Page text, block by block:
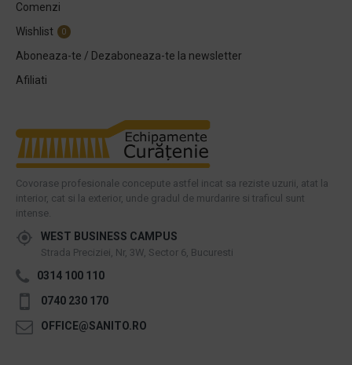
Comenzi
Wishlist
0
Aboneaza-te / Dezaboneaza-te la newsletter
Afiliati
Covorase profesionale concepute astfel incat sa reziste uzurii, atat la
interior, cat si la exterior, unde gradul de murdarire si traficul sunt
intense.
WEST BUSINESS CAMPUS
Strada Preciziei, Nr, 3W, Sector 6, Bucuresti
0314 100 110
0740 230 170
OFFICE@SANITO.RO